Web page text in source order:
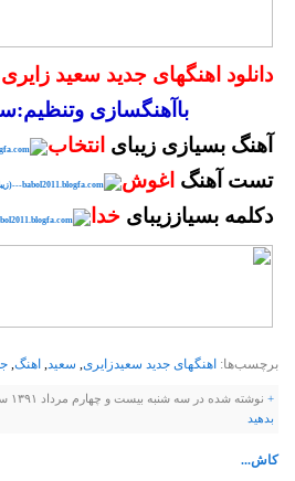
دانلود اهنگهای جدید سعید زایری
باآهنگسازی
آهنگ بسیازی زیبای انتخاب
تست آهنگ اغوش
دکلمه بسیاززیبای خدا
برچسب‌ها: اهنگهای جدید سعیدزایری, سعید, اهنگ,
+ نوشته شده در سه شنبه بیست و چهارم مرداد ۱۳۹۱ ساعت 3:49 توسط ســـروش |
بدهيد
کاش...